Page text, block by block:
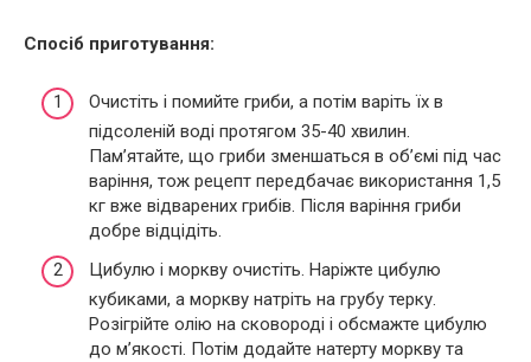
Спосіб приготування:
Очистіть і помийте гриби, а потім варіть їх в
підсоленій воді протягом 35-40 хвилин.
Пам’ятайте, що гриби зменшаться в об’ємі під час
варіння, тож рецепт передбачає використання 1,5
кг вже відварених грибів. Після варіння гриби
добре відцідіть.
Цибулю і моркву очистіть. Наріжте цибулю
кубиками, а моркву натріть на грубу терку.
Розігрійте олію на сковороді і обсмажте цибулю
до м’якості. Потім додайте натерту моркву та